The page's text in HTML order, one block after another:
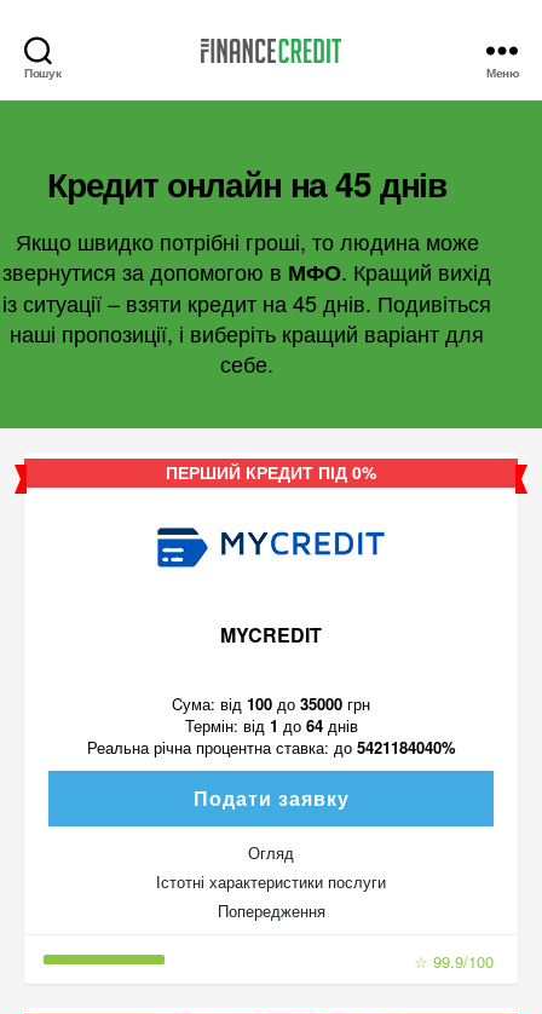
Пошук
Credit
Меню
Кредит онлайн на 45 днів
Якщо швидко потрібні гроші, то людина може
звернутися за допомогою в МФО. Кращий вихід
із ситуації – взяти кредит на 45 днів. Подивіться
наші пропозиції, і виберіть кращий варіант для
себе.
ПЕРШИЙ КРЕДИТ ПІД 0%
MYCREDIT
Cума: від 100 до 35000 грн
Термін: від 1 до 64днів
Реальна річна процентна ставка: до 5421184040%
Подати заявку
Огляд
Істотні характеристики послуги
Попередження
☆ 99.9/100